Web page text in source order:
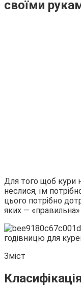
своїми
Для того щоб кури
неслися, їм
цього потрібно
яких — «правильна»
Зміст